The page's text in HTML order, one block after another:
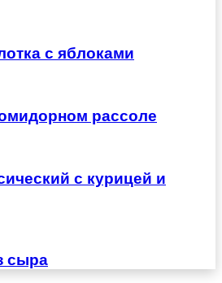
с яблоками
рассоле
с курицей и
сыра